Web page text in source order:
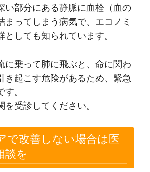
い部分にある静脈に血栓（血の
まってしまう病気で、エコノミ
としても知られています。
に乗って肺に飛ぶと、命に関わ
き起こす危険があるため、緊急
。
を受診してください。
で改善しない場合は医
談を